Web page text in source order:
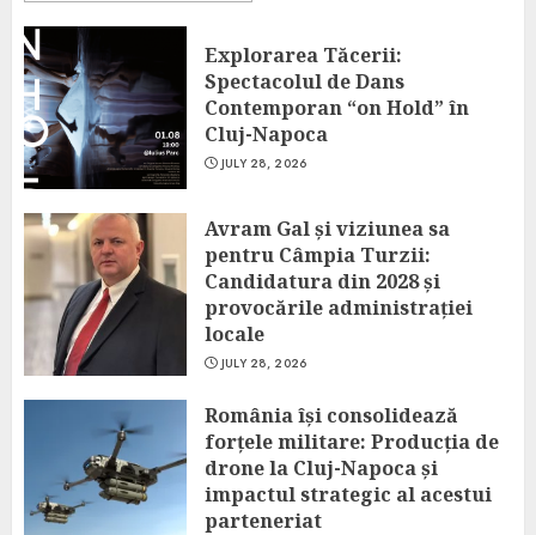
Explorarea Tăcerii:
Spectacolul de Dans
Contemporan “on Hold” în
Cluj-Napoca
JULY 28, 2026
Avram Gal și viziunea sa
pentru Câmpia Turzii:
Candidatura din 2028 și
provocările administrației
locale
JULY 28, 2026
România își consolidează
forțele militare: Producția de
drone la Cluj-Napoca și
impactul strategic al acestui
parteneriat